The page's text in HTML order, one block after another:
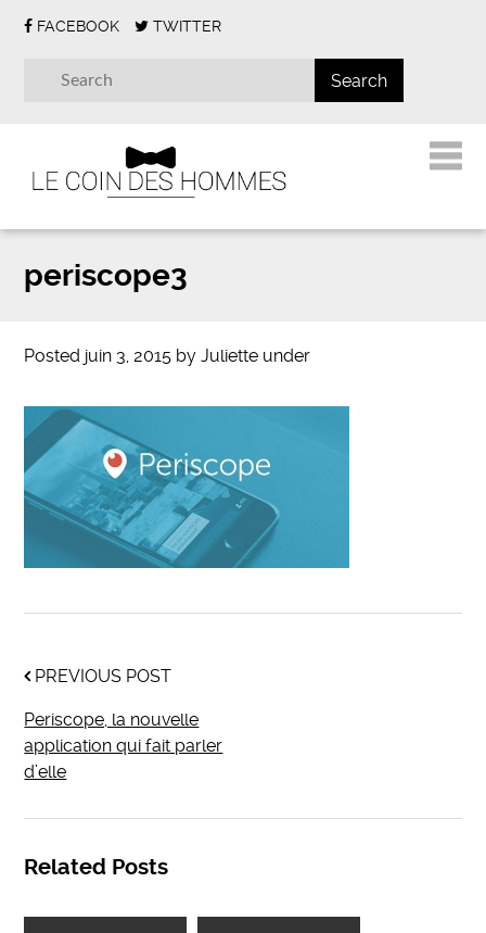
FACEBOOK TWITTER
periscope3
Posted juin 3, 2015 byJuliette under
PREVIOUS POST
Periscope, la nouvelle
application qui fait parler
d’elle
Related Posts